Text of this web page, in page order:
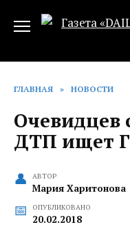
ГЛАВНАЯ » НОВОСТИ
Очевидцев
ДТП ищет
АВТОР
Мария Харитонова
ОПУБЛИКОВАНО
20.02.2018